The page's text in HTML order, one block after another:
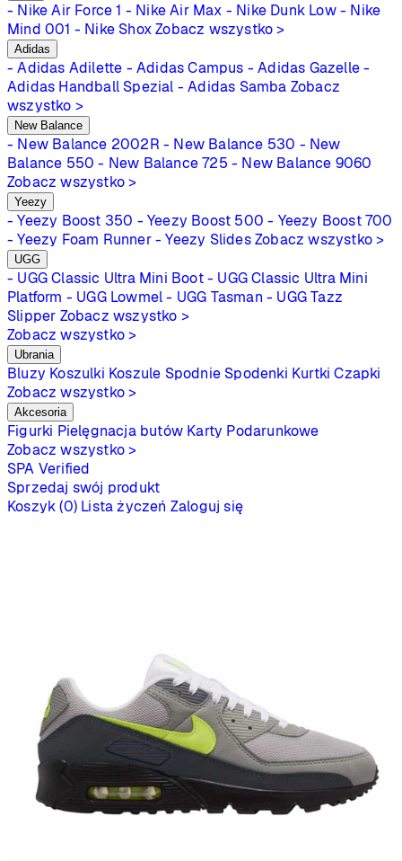
- Nike Air Force 1 - Nike Air Max - Nike Dunk Low - Nike
Mind 001 - Nike Shox Zobacz wszystko >
Adidas
- Adidas Adilette - Adidas Campus - Adidas Gazelle -
Adidas Handball Spezial - Adidas Samba Zobacz
wszystko >
New Balance
- New Balance 2002R - New Balance 530 - New
Balance 550 - New Balance 725 - New Balance 9060
Zobacz wszystko >
Yeezy
- Yeezy Boost 350 - Yeezy Boost 500 - Yeezy Boost 700
- Yeezy Foam Runner - Yeezy Slides Zobacz wszystko >
UGG
- UGG Classic Ultra Mini Boot - UGG Classic Ultra Mini
Platform - UGG Lowmel - UGG Tasman - UGG Tazz
Slipper Zobacz wszystko >
Zobacz wszystko >
Ubrania
Bluzy Koszulki Koszule Spodnie Spodenki Kurtki Czapki
Zobacz wszystko >
Akcesoria
Figurki Pielęgnacja butów Karty Podarunkowe
Zobacz wszystko >
SPA Verified
Sprzedaj swój produkt
Koszyk (0) Lista życzeń Zaloguj się